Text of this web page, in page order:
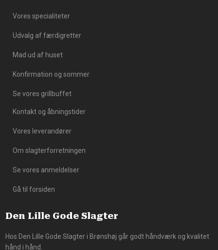
Vores specialiteter​
Udvalg af færdigretter
Mad ud af huset
​Konfirmation og sommer
Se vores grillbuffet
Kontakt og åbningstider
Vores leverandører
Om slagterforretningen​
Se vores anmeldelser​
Gå til forsiden
Den Lille Gode Slagter
Hos Den Lille Gode Slagter i Brønshøj går godt håndværk og kvalitet
hånd i hånd.